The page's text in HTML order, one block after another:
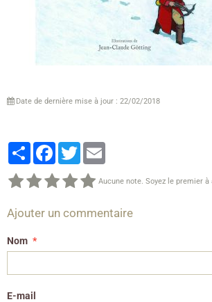
Date de dernière mise à jour : 22/02/2018
PartagerFacebook
Twitter
Aucune note. Soyez le premier
Ajouter un commentaire
Nom
E-mail